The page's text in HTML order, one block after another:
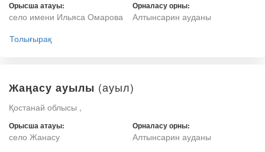
Орысша атауы:
село имени Ильяса Омарова
Орналасу орны:
Алтынсарин ауданы
Толығырақ
Жаңасу ауылы (ауыл)
Қостанай облысы ,
Орысша атауы:
село Жанасу
Орналасу орны:
Алтынсарин ауданы